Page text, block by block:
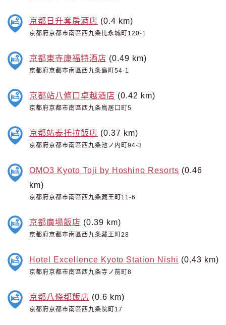
京都日升套房酒店 (0.4 km)
京都府京都市南區西九条比永城町120-1
京都東寺康福特酒店 (0.49 km)
京都府京都市南區西九条島町54-1
京都站八條口卓越酒店 (0.42 km)
京都府京都市南區西九条鳥居口町5
京都站泰托拉飯店 (0.37 km)
京都府京都市南區西九条池ノ内町94-3
OMO3 Kyoto Toji by Hoshino Resorts (0.46
km)
京都府京都市南區西九条藏王町11-6
京都廣場飯店 (0.39 km)
京都府京都市南區西九条藏王町28
Hotel Excellence Kyoto Station Nishi (0.43 km)
京都府京都市南區西九条寺ノ前町8
京都八條都飯店 (0.6 km)
京都府京都市南區西九条院町17